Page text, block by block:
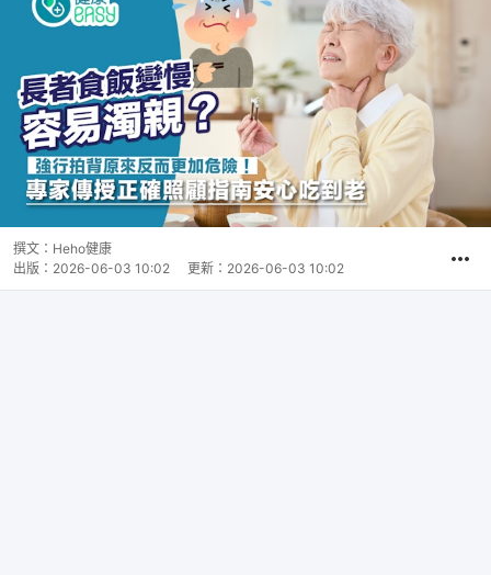
撰文： Heho健康
出版： 2026-06-03 10:02 更新： 2026-06-03 10:02